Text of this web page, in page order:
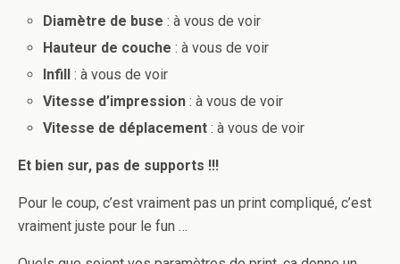
Diamètre de buse : à vous de voir
Hauteur de couche : à vous de voir
Infill : à vous de voir
Vitesse d’impression : à vous de voir
Vitesse de déplacement : à vous de voir
Et bien sur, pas de supports !!!
Pour le coup, c’est vraiment pas un print compliqué, c’est
vraiment juste pour le fun …